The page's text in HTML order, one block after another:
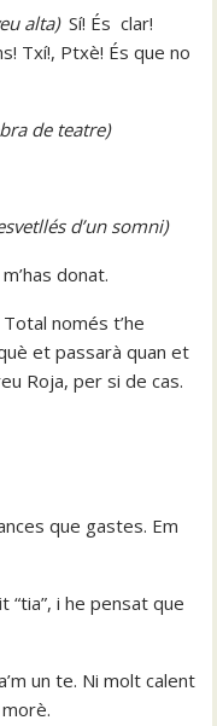
alta)Sí! És clar!
Txí!, Ptxè! És que no
de teatre)
d’un somni)
donat.
només t’he
et passarà quan et
Roja, per si de cas.
que gastes. Em
“tia”, i he pensat que
un te. Ni molt calent